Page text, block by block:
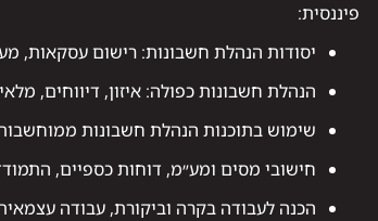
פיננסית:
יסודות הנהלת חשבונות: רישום עסקאות,
הנהלת חשבונות כפולה: איזון, דיווחים,
שימוש בתוכנות הנהלת חשבונות
חישובי מסים ומע״מ, דוחות כספיים,
הכנה לעבודה בקרה וביקורת, עבודה